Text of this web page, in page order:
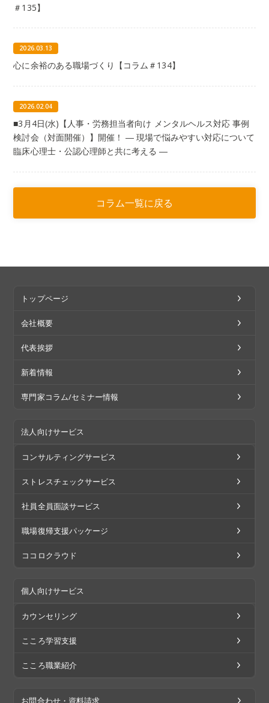
＃135】
2026.03.13
心に余裕のある職場づくり【コラム＃134】
2026.02.04
■3月4日(水)【人事・労務担当者向け メンタルヘルス対応 事例
検討会（対面開催）】開催！ ― 現場で悩みやすい対応について
臨床心理士・公認心理師と共に考える ―
コラム一覧に戻る
トップページ
会社概要
代表挨拶
新着情報
専門家コラム/セミナー情報
法人向けサービス
コンサルティングサービス
ストレスチェックサービス
社員全員面談サービス
職場復帰支援パッケージ
ココロクラウド
個人向けサービス
カウンセリング
こころ学習支援
こころ職業紹介
お問合わせ・資料請求